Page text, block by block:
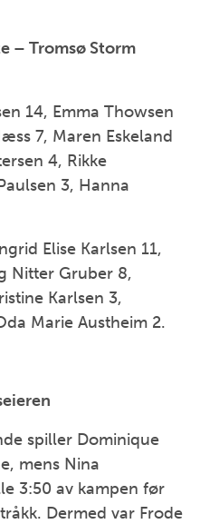
– Tromsø Storm
14, Emma Thowsen
7, Maren Eskeland
4, Rikke
3, Hanna
Elise Karlsen 11,
Nitter Gruber 8,
Karlsen 3,
Marie Austheim 2.
spiller Dominique
mens Nina
3:50 av kampen før
Dermed var Frode